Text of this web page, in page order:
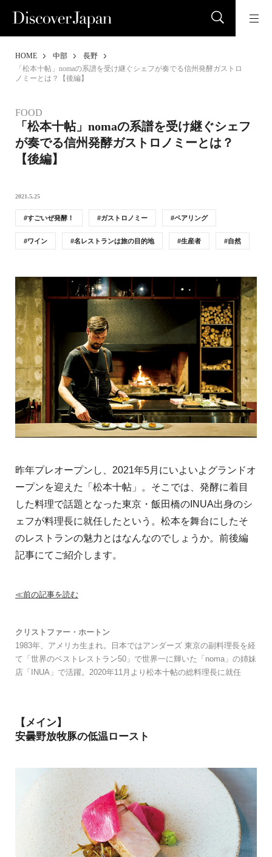
HOME 中部
長野
「松本十帖」nomaの系譜を受け継ぐシェフが奏でる信州発酵ガストロ
ノミーとは？【後編】
FOOD
「松本十帖」nomaの系譜を受け継ぐシェフ
が奏でる信州発酵ガストロノミーとは？
【後編】
2021.5.25
すごいぜ発酵！ ガストロノミー ペアリング
ワイン 名レストランは旅の目的地 生産者 自然
昨年プレオープンし、2021年5月にいよいよグランドオ
ープンを迎えた「松本十帖」。そこでは、発酵に着目
した料理で話題となった東京・飯田橋のINUA出身のシ
ェフが料理長に就任したという。松本を舞台にしたそ
のレストランの魅力とはなんなのでしょうか。前後編
記事にてご紹介します。
≪前の記事を読む
クリストファー・ホートン
1983年、アメリカ生まれ。日本ではアンダーズ 東京の副料理長を経
て「世界のベストレストラン50」で世界一に輝いた「noma」の姉妹
店「INUA」で活躍。2020年11月より松本十帖の総料理長に就任
【メイン】
安曇野放牧豚の低温ロースト